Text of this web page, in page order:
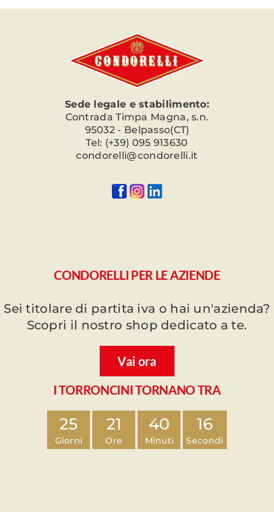
Sede legale e stabilimento:
Contrada Timpa Magna, s.n.
95032 - Belpasso(CT)
Tel: (+39) 095 913630
condorelli@condorelli.it
CONDORELLI PER LE AZIENDE
Sei titolare di partita iva o hai un'azienda?
Scopri il nostro shop dedicato a te.
Vai ora
I TORRONCINI TORNANO TRA
25
Giorni
21
Ore
40
Minuti
15
Secondi